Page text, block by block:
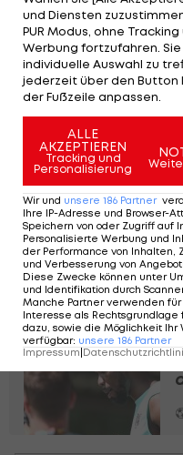
mit Olympique
Nizza mit 2:0.
AJ Auxerre
SPIELBERICHT
und Diensten
PUR Modus, ohne
Werbung fortzufahren.
individuelle Auswahl zu
jederzeit über den Button
der Fußzeile anpassen.
ALLE
AKZEPTIEREN
Tracking und
Personalisierung
Wir und unsere 186 Partner
Ihre IP-Adresse und Browser-
Speichern von oder Zugriff auf
Personalisierte Werbung und
der Performance von Inhalten,
und Verbesserung von
Diese Zwecke können unter
und Identifikation durch
Manche Partner verwenden
Interesse als
dazu, sowie die Möglichkeit
verfügbar: unsere 186 Partner
Impressum